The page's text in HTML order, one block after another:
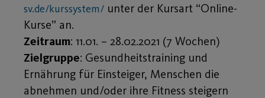
sv.de/kurssystem/ unter der Kursart “Online-
Kurse” an.
Zeitraum: 11.01. – 28.02.2021 (7 Wochen)
Zielgruppe: Gesundheitstraining und
Ernährung für Einsteiger, Menschen die
abnehmen und/oder ihre Fitness steigern